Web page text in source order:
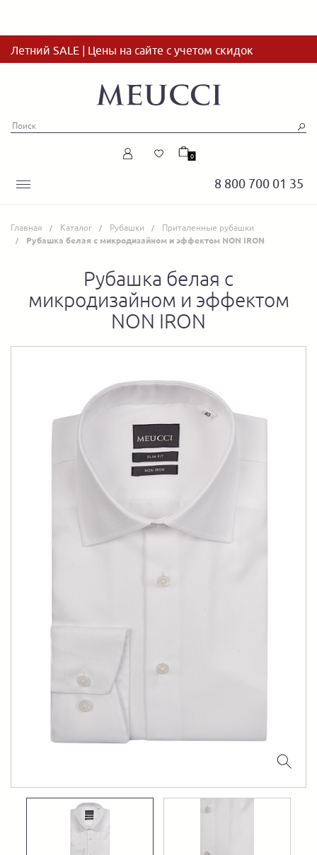
Летний SALE | Цены на сайте с учетом скидок
8 800 700 01 35
0
Главная Каталог Рубашки Приталенные рубашки
Рубашка белая с микродизайном и эффектом NON IRON
Рубашка белая с
микродизайном и эффектом
NON IRON